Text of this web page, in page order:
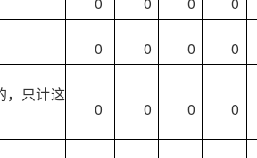
0 0 0 0
，只计这
0 0 0 0